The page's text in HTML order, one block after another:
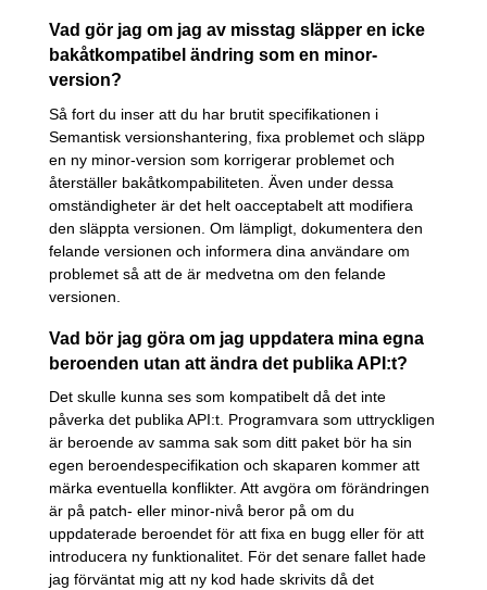
Vad gör jag om jag av misstag släpper en icke
bakåtkompatibel ändring som en minor-
version?
Så fort du inser att du har brutit specifikationen i
Semantisk versionshantering, fixa problemet och släpp
en ny minor-version som korrigerar problemet och
återställer bakåtkompabiliteten. Även under dessa
omständigheter är det helt oacceptabelt att modifiera
den släppta versionen. Om lämpligt, dokumentera den
felande versionen och informera dina användare om
problemet så att de är medvetna om den felande
versionen.
Vad bör jag göra om jag uppdatera mina egna
beroenden utan att ändra det publika API:t?
Det skulle kunna ses som kompatibelt då det inte
påverka det publika API:t. Programvara som uttryckligen
är beroende av samma sak som ditt paket bör ha sin
egen beroendespecifikation och skaparen kommer att
märka eventuella konflikter. Att avgöra om förändringen
är på patch- eller minor-nivå beror på om du
uppdaterade beroendet för att fixa en bugg eller för att
introducera ny funktionalitet. För det senare fallet hade
jag förväntat mig att ny kod hade skrivits då det